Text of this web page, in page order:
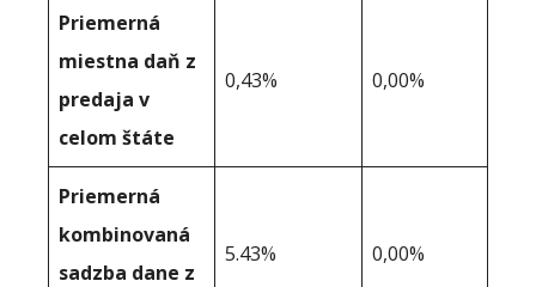
Priemerná
miestna daň z
predaja v
celom štáte
0,43% 0,00%
Priemerná
kombinovaná
sadzba dane z
5.43% 0,00%